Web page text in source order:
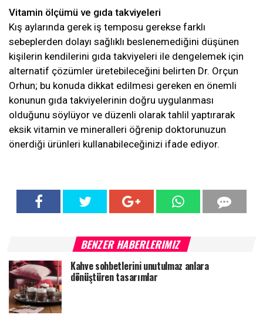
Vitamin ölçümü ve gıda takviyeleri
Kış aylarında gerek iş temposu gerekse farklı
sebeplerden dolayı sağlıklı beslenemediğini düşünen
kişilerin kendilerini gıda takviyeleri ile dengelemek için
alternatif çözümler üretebileceğini belirten Dr. Orçun
Orhun; bu konuda dikkat edilmesi gereken en önemli
konunun gıda takviyelerinin doğru uygulanması
olduğunu söylüyor ve düzenli olarak tahlil yaptırarak
eksik vitamin ve mineralleri öğrenip doktorunuzun
önerdiği ürünleri kullanabileceğinizi ifade ediyor.
BENZER HABERLERIMIZ
Kahve sohbetlerini unutulmaz anlara
dönüştüren tasarımlar